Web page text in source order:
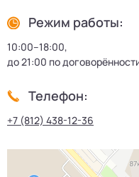
Режим работы:
10:00–18:00,
до 21:00 по
Телефон:
+7 (812) 438-12-36